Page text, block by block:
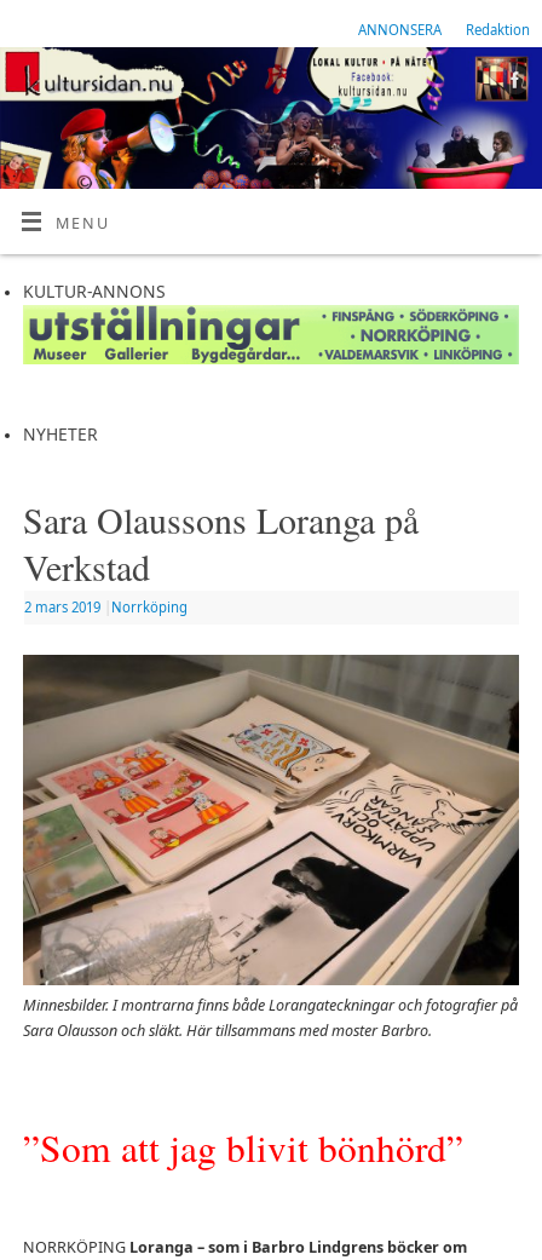
ANNONSERA Redaktion
MENU
KULTUR-ANNONS
NYHETER
Sara Olaussons Loranga på
Verkstad
2 mars 2019 Norrköping
Minnesbilder. I montrarna finns både Lorangateckningar och fotografier på
Sara Olausson och släkt. Här tillsammans med moster Barbro.
”Som att jag blivit bönhörd”
NORRKÖPING Loranga – som i Barbro Lindgrens böcker om